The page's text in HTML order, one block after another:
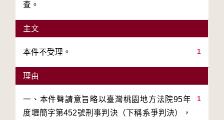
查。
主文
1
本件不受理。
理由
1
一、本件聲請意旨略以臺灣桃園地方法院95年
度壢簡字第452號刑事判決（下稱系爭判決），